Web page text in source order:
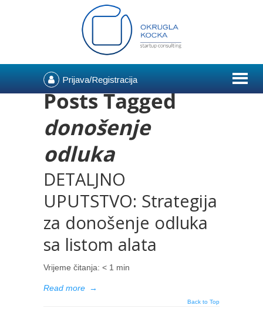
Prijava/Registracija
Posts Tagged
donošenje
odluka
DETALJNO
UPUTSTVO: Strategija
za donošenje odluka
sa listom alata
Vrijeme čitanja: < 1 min
Read more →
Back to Top